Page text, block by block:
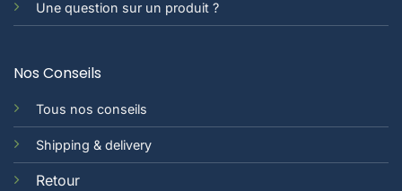
Une question sur un produit ?
Nos Conseils
Tous nos conseils
Shipping & delivery
Retour